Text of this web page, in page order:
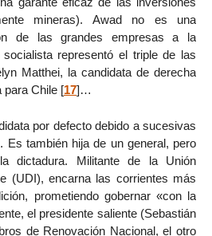
mineras). Awad no es una
de las grandes empresas a la
representó el triple de las
Matthei, la candidata de derecha
para Chile [17]…
por defecto debido a sucesivas
Es también hija de un general, pero
dictadura. Militante de la Unión
(UDI), encarna las corrientes más
prometiendo gobernar «con la
el presidente saliente (Sebastián
de Renovación Nacional, el otro